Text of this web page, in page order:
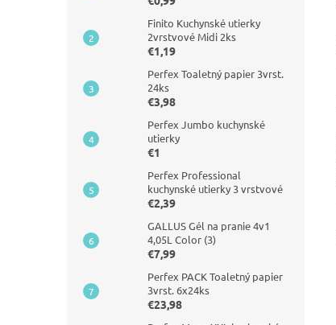
Finito Kuchynské utierky
2vrstvové Midi 2ks
€1,19
Perfex Toaletný papier 3vrst.
24ks
€3,98
Perfex Jumbo kuchynské
utierky
€1
Perfex Professional
kuchynské utierky 3 vrstvové
€2,39
GALLUS Gél na pranie 4v1
4,05L Color (3)
€7,99
Perfex PACK Toaletný papier
3vrst. 6x24ks
€23,98